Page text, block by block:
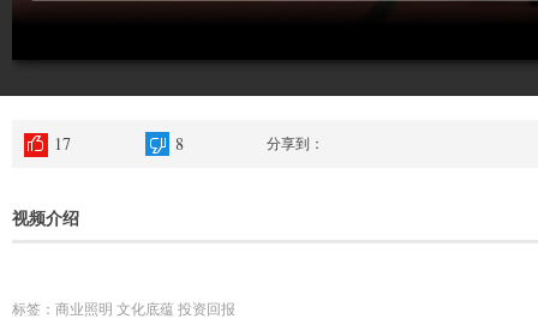
17 8 分享到：
视频介绍
标签：商业照明 文化底蕴 投资回报